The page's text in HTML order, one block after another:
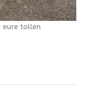
eure tollen